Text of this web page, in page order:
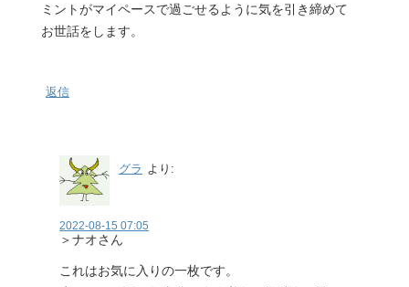
ミントがマイペースで過ごせるように気を引き締めて
お世話をします。
返信
グラ より:
2022-08-15 07:05
＞ナオさん
これはお気に入りの一枚です。